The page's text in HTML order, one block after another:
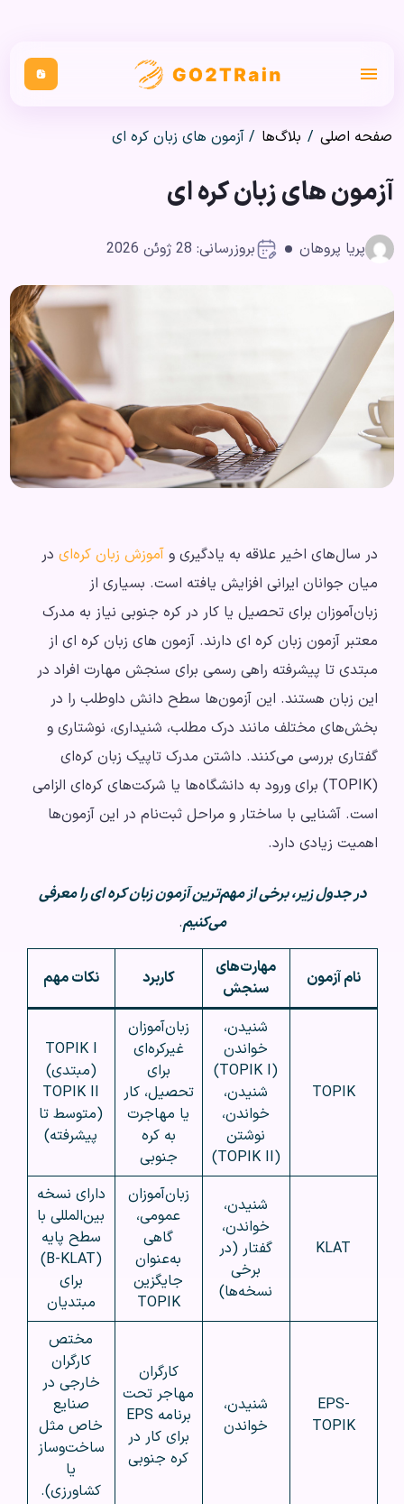
صفحه اصلی / بلاگ‌ها /آزمون های زبان کره ای
آزمون های زبان کره ای
پریا پروهان بروزرسانی: 28 ژوئن 2026
در سال‌های اخیر علاقه به یادگیری وآموزش زبان کره‌ای در
میان جوانان ایرانی افزایش یافته است. بسیاری از
زبان‌آموزان برای تحصیل یا کار در کره جنوبی نیاز به مدرک
معتبر آزمون زبان کره ای دارند. آزمون های زبان کره ای از
مبتدی تا پیشرفته راهی رسمی برای سنجش مهارت افراد در
این زبان هستند. این آزمون‌ها سطح دانش داوطلب را در
بخش‌های مختلف مانند درک مطلب، شنیداری، نوشتاری و
گفتاری بررسی می‌کنند. داشتن مدرک تاپیک زبان کره‌ای
(TOPIK) برای ورود به دانشگاه‌ها یا شرکت‌های کره‌ای الزامی
است. آشنایی با ساختار و مراحل ثبت‌نام در این آزمون‌ها
اهمیت زیادی دارد.
در جدول زیر، برخی از مهم‌ترین آزمون زبان کره ای را معرفی
می‌کنیم.
نام آزمون
مهارت‌های
سنجش
کاربرد نکات مهم
TOPIK
شنیدن،
خواندن
(TOPIK I)
شنیدن،
خواندن،
نوشتن
(TOPIK II)
زبان‌آموزان
غیرکره‌ای
برای
تحصیل، کار
یا مهاجرت
به کره
جنوبی
TOPIK I
(مبتدی)
TOPIK II
(متوسط تا
پیشرفته)
KLAT
شنیدن،
خواندن،
گفتار (در
برخی
نسخه‌ها)
زبان‌آموزان
عمومی،
گاهی
به‌عنوان
جایگزین
TOPIK
دارای نسخه
بین‌المللی‌ با
سطح پایه
(B-KLAT)
برای
مبتدیان
EPS-
TOPIK
شنیدن،
خواندن
کارگران
مهاجر تحت
برنامه EPS
برای کار در
کره جنوبی
مختص
کارگران
خارجی در
صنایع
خاص مثل
ساخت‌وساز
یا
کشاورزی).